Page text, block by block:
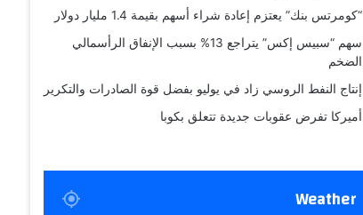
“كومرتس بنك” يعتزم إعادة شراء أسهم بقيمة 1.4 مليار دولار
سهم “سبيس إكس” يتراجع 13% بسبب الإنفاق الرأسمالي
الضخم
إنتاج النفط الروسي زاد في يوليو بفضل قوة الصادرات والتكرير
أميركا تفرض عقوبات جديدة تتعلق بكوبا
Weather